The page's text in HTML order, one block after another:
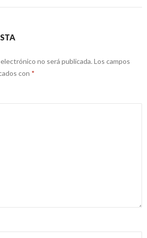
no será publicada. Los campos
con *